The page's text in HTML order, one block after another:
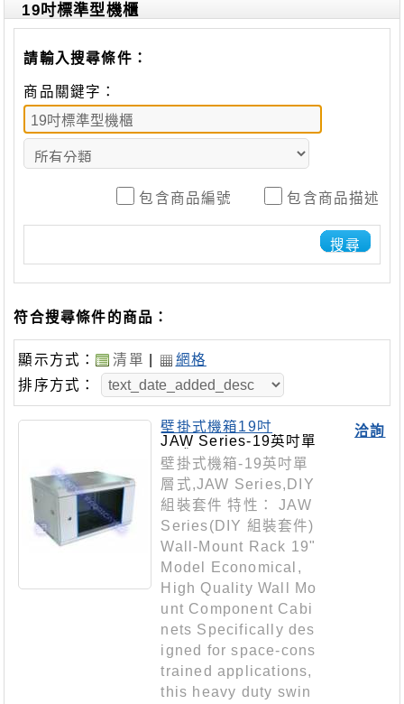
19吋標準型機櫃
請輸入搜尋條件：
商品關鍵字：
包含商品編號 包含商品描述
搜尋
符合搜尋條件的商品：
顯示方式： 清單
網格
排序方式：
洽詢
壁掛式機箱19吋
JAW Series-19英吋單
層式
壁掛式機箱-19英吋單
層式,JAW Series,DIY
組裝套件 特性： JAW
Series(DIY 組裝套件)
Wall-Mount Rack 19"
Model Economical,
High Quality Wall Mo
unt Component Cabi
nets Specifically des
igned for space-cons
trained applications,
this heavy duty swin